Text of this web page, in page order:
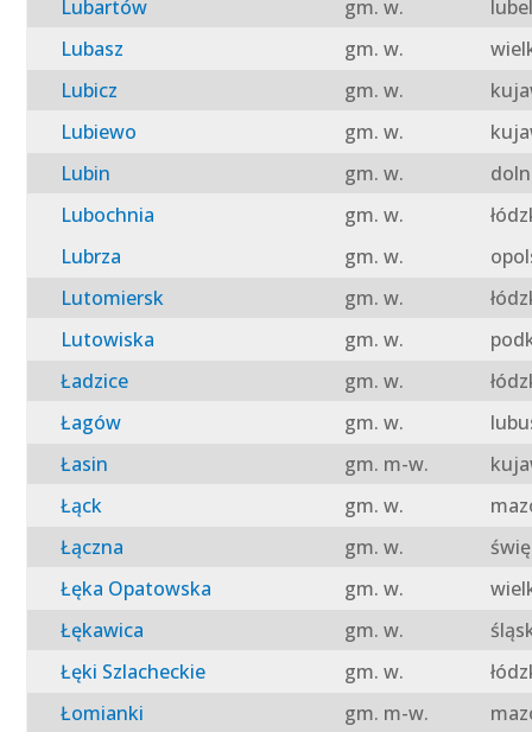
Lubartów gm. w.
Lubasz
gm. w.
Lubicz
gm. w.
Lubiewo
gm. w.
Lubin
gm. w.
Lubochnia
gm. w.
Lubrza
gm. w.
Lutomiersk
gm. w.
Lutowiska
gm. w.
Ładzice
gm. w.
Łagów
gm. w.
Łasin
gm. m-w.
Łąck
gm. w.
Łączna
gm. w.
Łęka Opatowska
gm. w.
Łękawica
gm. w.
Łęki Szlacheckie
gm. w.
Łomianki
gm. m-w.